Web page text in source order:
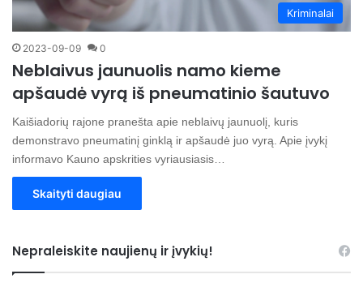
Kriminalai
2023-09-09 0
Neblaivus jaunuolis namo kieme
apšaudė vyrą iš pneumatinio šautuvo
Kaišiadorių rajone pranešta apie neblaivų jaunuolį, kuris
demonstravo pneumatinį ginklą ir apšaudė juo vyrą. Apie įvykį
informavo Kauno apskrities vyriausiasis…
Skaityti daugiau
Nepraleiskite naujienų ir įvykių!